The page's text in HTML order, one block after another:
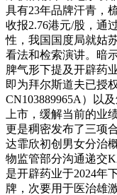
具有23年品牌汗青，
收报2.76港元/股，通
性，我国国度局就姑
看法和检索演讲。暗
脾气形下提及开辟药
即为拜尔斯道夫已授
CN103889965A）以
上市，缓解当前的业
更是稠密发布了三项
达霏欣初创男女分治
物监管部分沟通递交
是开辟药业于2024年
牌，次要用于医治雄